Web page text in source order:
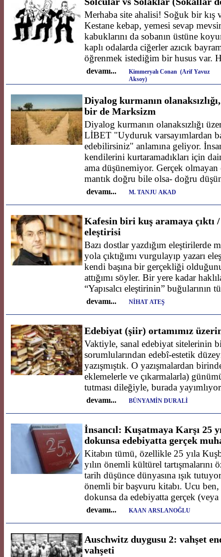
Merhaba site ahalisi! Soğuk bir
Kestane kebap, yemesi sevap
kabuklarını da sobanın üstüne
kaplı odalarda ciğerler azıcık
öğrenmek istediğim bir husus var.
devamı...
Kimmeryalı Conan (Arif Yavuz
Aksoy)
Diyalog kurmanın
bir de Marksizm
Diyalog kurmanın olanaksızlığı
LİBET "Uyduruk varsayımlardan
edebilirsiniz" anlamına geliyor.
kendilerini kurtaramadıkları için
ama düşünemiyor. Gerçek olmayan
mantık doğru bile olsa- doğru
devamı... M. TANJU AKAD
Kafesin biri kuş aramaya çıktı
eleştirisi
Bazı dostlar yazdığım eleştirilerde
yola çıktığımı vurgulayıp yazarı
kendi başına bir gerçekliği
attığımı söyler. Bir yere kadar
“Yapısalcı eleştirinin” buğularının
devamı... NİHAT ATEŞ
Edebiyat (şiir) ortamımız
Vaktiyle, sanal edebiyat sitelerinin
sorumlularından edebî-estetik
yazışmıştık. O yazışmalardan
eklemelerle ve çıkarmalarla)
tutması dileğiyle, burada
devamı... BÜNYAMİN DURALİ
İnsancıl: Kuşatmaya Karşı 25
dokunsa edebiyatta gerçek
Kitabın tümü, özellikle 25 yıla
yılın önemli kültürel tartışmalarını
tarih düşünce dünyasına ışık
önemli bir başvuru kitabı. Ucu
dokunsa da edebiyatta gerçek (veya
devamı... KAAN ARSLANOĞLU
Auschwitz duygusu 2: vahşet
vahşeti